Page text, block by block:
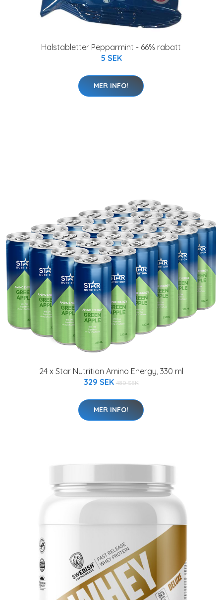
Halstabletter Pepparmint - 66% rabatt
5 SEK
MER INFO!
24 x Star Nutrition Amino Energy, 330 ml
329 SEK 480 SEK
MER INFO!